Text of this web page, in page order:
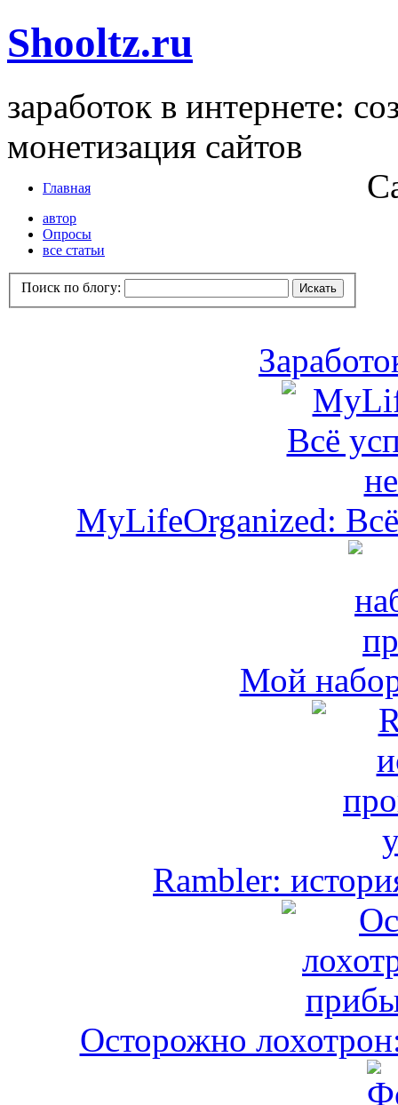
Shooltz.ru
заработок в интернете:
монетизация сайтов
Главная
автор
Опросы
все статьи
Поиск по блогу:
MyLifeOrganized:
Мой
Rambler:
Осторожно